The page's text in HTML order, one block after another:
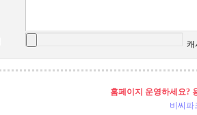
캐
홈페이지 운영하세요?
비씨파